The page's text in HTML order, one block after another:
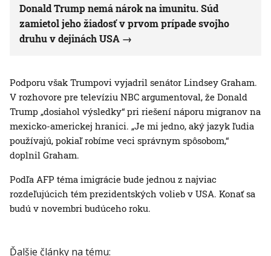
Donald Trump nemá nárok na imunitu. Súd
zamietol jeho žiadosť v prvom prípade svojho
druhu v dejinách USA
Podporu však Trumpovi vyjadril senátor Lindsey Graham.
V rozhovore pre televíziu NBC argumentoval, že Donald
Trump „dosiahol výsledky“ pri riešení náporu migranov na
mexicko-americkej hranici. „Je mi jedno, aký jazyk ľudia
používajú, pokiaľ robíme veci správnym spôsobom,“
doplnil Graham.
Podľa AFP téma imigrácie bude jednou z najviac
rozdeľujúcich tém prezidentských volieb v USA. Konať sa
budú v novembri budúceho roku.
Ďalšie články na tému: